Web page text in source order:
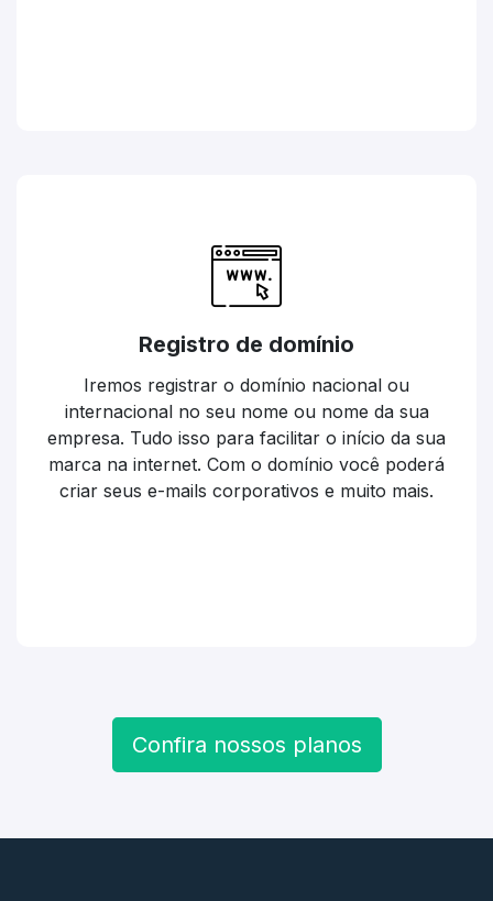
Registro de domínio
Iremos registrar o domínio nacional ou
internacional no seu nome ou nome da sua
empresa. Tudo isso para facilitar o início da sua
marca na internet. Com o domínio você poderá
criar seus e-mails corporativos e muito mais.
Confira nossos planos